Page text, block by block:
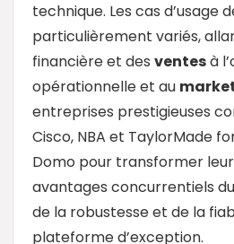
technique. Les cas d’usage
particulièrement variés,
financière et des ventesà
opérationnelle et au
entreprises prestigieuses
Cisco, NBA et TaylorMade
Domo pour transformer
avantages concurrentiels
de la robustesse et de la
plateforme d’exception.